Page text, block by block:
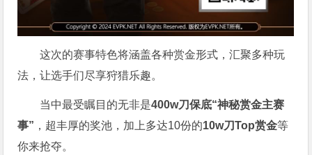
这次的赛事特色将涵盖各种赏金形式，汇聚多种玩
法，让选手们尽享狩猎乐趣。
当中最受瞩目的无非是400w刀保底“神秘赏金主赛
事” ，超丰厚的奖池，加上多达10份的10w刀Top赏金等
你来抢夺。